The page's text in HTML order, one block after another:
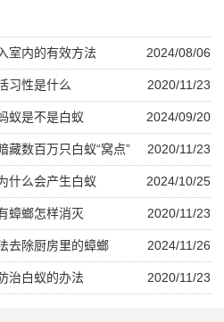
2024/08/06
室内的有效方法
2020/11/23
习性是什么
2024/09/20
蚁是不是白蚁
2020/11/23
藏数百万只白蚁“窝点”
2024/10/25
什么会产生白蚁
2020/11/23
蟑螂怎样消灭
2024/11/26
去除厨房里的蟑螂
2020/11/23
治白蚁的办法